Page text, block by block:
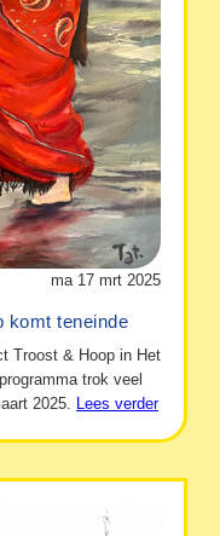
ma 17 mrt 2025
komt teneinde
Troost & Hoop in Het
trok veel
2025. Lees verder